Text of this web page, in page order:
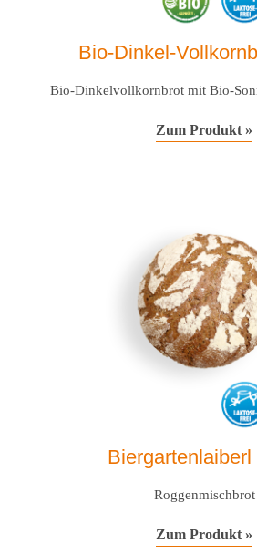
Bio-Dinkel-
Bio-Dinkelvollkornbrot mit Bio-
Zum Produkt »
Biergartenlaiberl
Roggenmischbrot
Zum Produkt »